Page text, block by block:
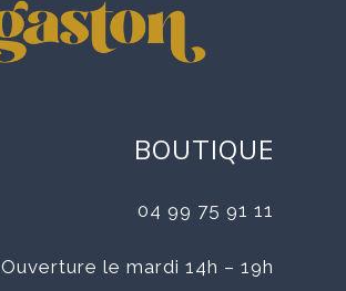
BOUTIQUE
04 99 75 91 11
Ouverture le mardi 14h – 19h